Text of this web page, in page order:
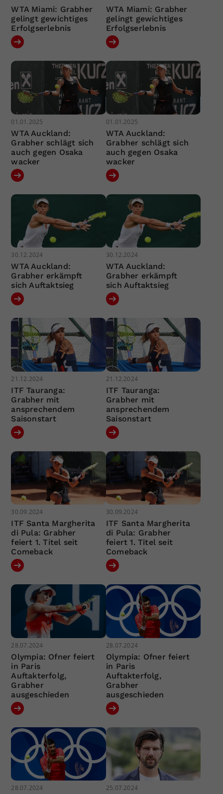
WTA Miami: Grabher
gelingt gewichtiges
Erfolgserlebnis
WTA Miami: Grabher
gelingt gewichtiges
Erfolgserlebnis
01.01.2025
WTA Auckland:
Grabher schlägt sich
auch gegen Osaka
wacker
01.01.2025
WTA Auckland:
Grabher schlägt sich
auch gegen Osaka
wacker
30.12.2024
WTA Auckland:
Grabher erkämpft
sich Auftaktsieg
30.12.2024
WTA Auckland:
Grabher erkämpft
sich Auftaktsieg
21.12.2024
ITF Tauranga:
Grabher mit
ansprechendem
Saisonstart
21.12.2024
ITF Tauranga:
Grabher mit
ansprechendem
Saisonstart
30.09.2024
ITF Santa Margherita
di Pula: Grabher
feiert 1. Titel seit
Comeback
30.09.2024
ITF Santa Margherita
di Pula: Grabher
feiert 1. Titel seit
Comeback
28.07.2024
Olympia: Ofner feiert
in Paris
Auftakterfolg,
Grabher
ausgeschieden
28.07.2024
Olympia: Ofner feiert
in Paris
Auftakterfolg,
Grabher
ausgeschieden
28.07.2024 25.07.2024